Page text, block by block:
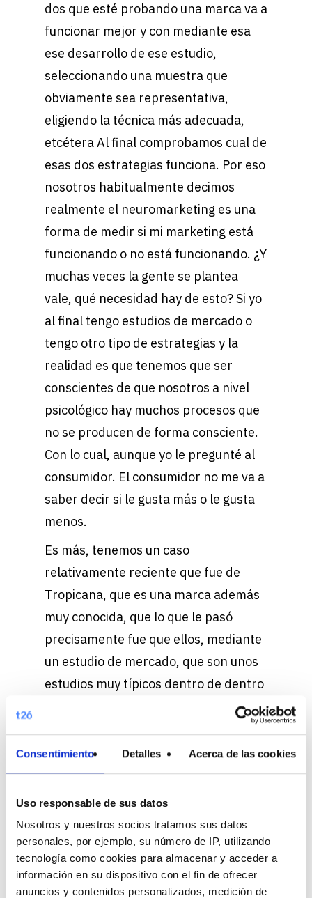
Consentimiento Detalles Acerca de las cookies
Uso responsable de sus datos
Nosotros y nuestros socios tratamos sus datos
personales, por ejemplo, su número de IP, utilizando
tecnología como cookies para almacenar y acceder a
información en su dispositivo con el fin de ofrecer
anuncios y contenidos personalizados, medición de
dos que esté probando una marca va a
funcionar mejor y con mediante esa
ese desarrollo de ese estudio,
seleccionando una muestra que
obviamente sea representativa,
eligiendo la técnica más adecuada,
etcétera Al final comprobamos cual de
esas dos estrategias funciona. Por eso
nosotros habitualmente decimos
realmente el neuromarketing es una
forma de medir si mi marketing está
funcionando o no está funcionando. ¿Y
muchas veces la gente se plantea
vale, qué necesidad hay de esto? Si yo
al final tengo estudios de mercado o
tengo otro tipo de estrategias y la
realidad es que tenemos que ser
conscientes de que nosotros a nivel
psicológico hay muchos procesos que
no se producen de forma consciente.
Con lo cual, aunque yo le pregunté al
consumidor. El consumidor no me va a
saber decir si le gusta más o le gusta
menos.
Es más, tenemos un caso
relativamente reciente que fue de
Tropicana, que es una marca además
muy conocida, que lo que le pasó
precisamente fue que ellos, mediante
un estudio de mercado, que son unos
estudios muy típicos dentro de dentro
packaging, con lo cual mostraron a los
usuarios dos, dos productos distintos,
dos packaging distintos, el actual y el
nuevo que querían utilizar y mediante
el estudio de mercado, ellos
obtuvieron la información como que el
nuevo tenía aprobación por parte del